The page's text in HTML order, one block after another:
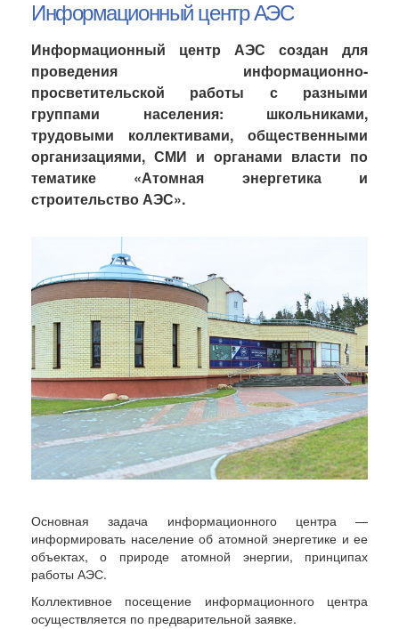
Информационный центр АЭС
Информационный центр АЭС создан для
проведения информационно-
просветительской работы с разными
группами населения: школьниками,
трудовыми коллективами, общественными
организациями, СМИ и органами власти по
тематике «Атомная энергетика и
строительство АЭС».
Основная задача информационного центра —
информировать население об атомной энергетике и ее
объектах, о природе атомной энергии, принципах
работы АЭС.
Коллективное посещение информационного центра
осуществляется по предварительной заявке.